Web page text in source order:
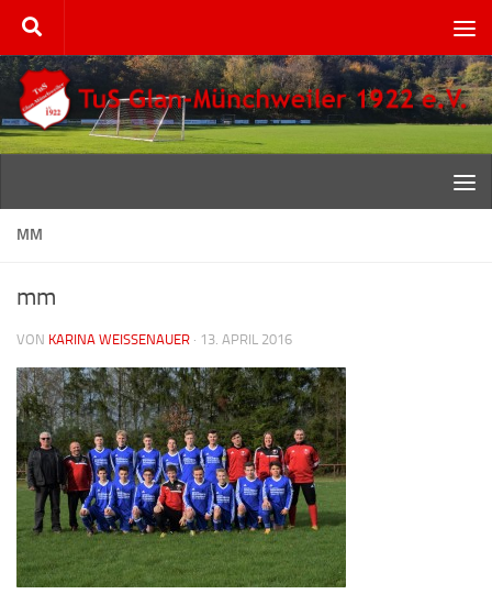
Zum Inhalt springen
MM
mm
VON KARINA WEISSENAUER · 13. APRIL 2016